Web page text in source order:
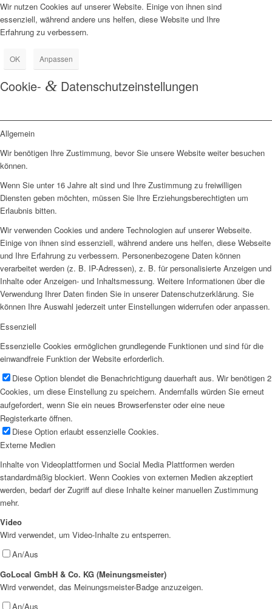
Wir nutzen Cookies auf unserer Website. Einige von ihnen sind
essenziell, während andere uns helfen, diese Website und Ihre
Erfahrung zu verbessern.
OK Anpassen
Cookie- & Datenschutzeinstellungen
Allgemein
Wir benötigen Ihre Zustimmung, bevor Sie unsere Website weiter besuchen
können.
Wenn Sie unter 16 Jahre alt sind und Ihre Zustimmung zu freiwilligen
Diensten geben möchten, müssen Sie Ihre Erziehungsberechtigten um
Erlaubnis bitten.
Wir verwenden Cookies und andere Technologien auf unserer Webseite.
Einige von ihnen sind essenziell, während andere uns helfen, diese Webseite
und Ihre Erfahrung zu verbessern. Personenbezogene Daten können
verarbeitet werden (z. B. IP-Adressen), z. B. für personalisierte Anzeigen und
Inhalte oder Anzeigen- und Inhaltsmessung. Weitere Informationen über die
Verwendung Ihrer Daten finden Sie in unserer Datenschutzerklärung. Sie
können Ihre Auswahl jederzeit unter Einstellungen widerrufen oder anpassen.
Essenziell
Essenzielle Cookies ermöglichen grundlegende Funktionen und sind für die
einwandfreie Funktion der Website erforderlich.
Diese Option blendet die Benachrichtigung dauerhaft aus. Wir benötigen 2
Cookies, um diese Einstellung zu speichern. Andernfalls würden Sie erneut
aufgefordert, wenn Sie ein neues Browserfenster oder eine neue
Registerkarte öffnen.
Diese Option erlaubt essenzielle Cookies.
Externe Medien
Inhalte von Videoplattformen und Social Media Plattformen werden
standardmäßig blockiert. Wenn Cookies von externen Medien akzeptiert
werden, bedarf der Zugriff auf diese Inhalte keiner manuellen Zustimmung
mehr.
Video
Wird verwendet, um Video-Inhalte zu entsperren.
An/Aus
GoLocal GmbH & Co. KG (Meinungsmeister)
Wird verwendet, das Meinungsmeister-Badge anzuzeigen.
An/Aus